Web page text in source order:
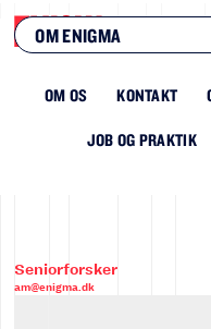
OM ENIGMA
OM OS KONTAKT
JOB OG PRAKTIK
Seniorforsker
am@enigma.dk